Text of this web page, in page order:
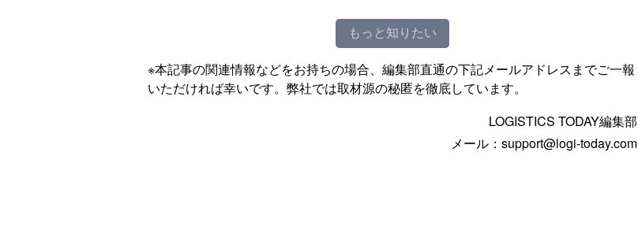
もっと知りたい
※本記事の関連情報などをお持ちの場合、編集部直通の下記メールアドレスまでご一報
いただければ幸いです。弊社では取材源の秘匿を徹底しています。
LOGISTICS TODAY編集部
メール：support@logi-today.com